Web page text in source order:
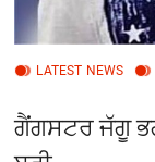
LATEST NEWS
ਗੈਂਗਸਟਰ ਜੱਗੂ